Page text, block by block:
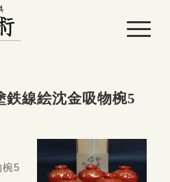
鉄線絵沈金吸物椀5
椀5